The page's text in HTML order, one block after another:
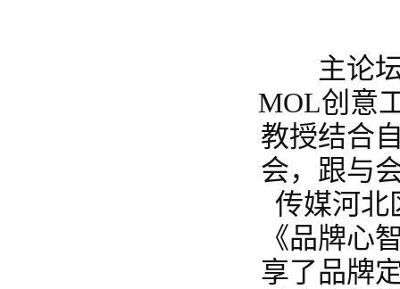
主论坛
MOL创意
教授结合
会，跟与
传媒河北
《品牌
享了品牌